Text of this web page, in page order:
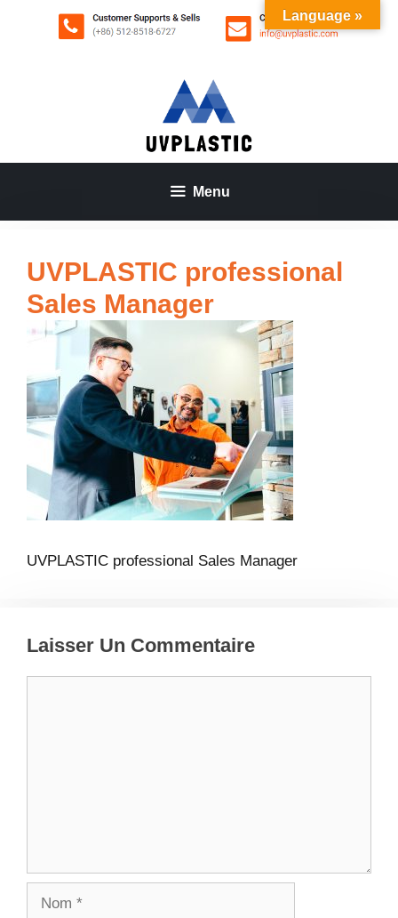
Menu
UVPLASTIC professional
Sales Manager
UVPLASTIC professional Sales Manager
Laisser Un Commentaire
Language »